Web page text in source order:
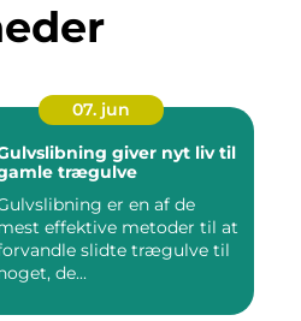
07. jun
giver nyt liv til
trægulve
er en af de
effektive metoder til at
slidte trægulve til
de...